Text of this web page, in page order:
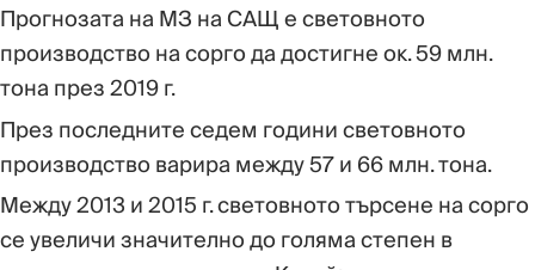
Прогнозата на МЗ на САЩ е световното
производство на сорго да достигне ок. 59 млн.
тона през 2019 г.
През последните седем години световното
производство варира между 57 и 66 млн. тона.
Между 2013 и 2015 г. световното търсене на сорго
се увеличи значително до голяма степен в